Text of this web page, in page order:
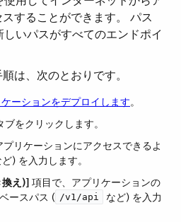
することができます。 パス
いパスがすべてのエンドポイ
は、次のとおりです。
ーションをデプロイします​。
ブをクリックします。
プリケーションにアクセスできるよ
ど) を入力します。
え)] ​ 項目で、アプリケーションの
ースパス (​ /v1/api
​ など) を入力